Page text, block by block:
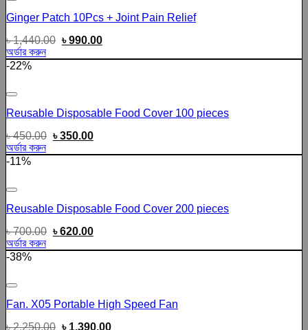
Ginger Patch 10Pcs + Joint Pain Relief
৳1,440.00 ৳990.00
অর্ডার করুন
-22%
Reusable Disposable Food Cover 100 pieces
৳450.00 ৳350.00
অর্ডার করুন
-11%
Reusable Disposable Food Cover 200 pieces
৳700.00 ৳620.00
অর্ডার করুন
-38%
Fan. X05 Portable High Speed Fan
৳2,250.00 ৳ 1,390.00